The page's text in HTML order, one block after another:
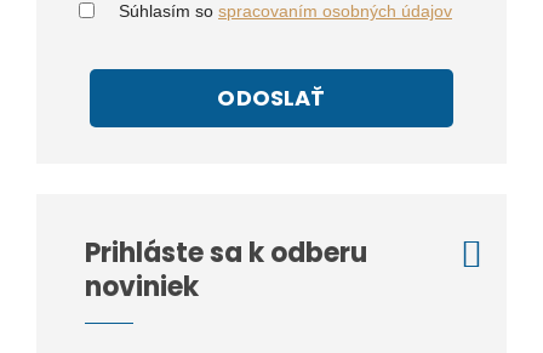
Súhlasím so spracovaním osobných údajov
ODOSLAŤ
Prihláste sa k odberu
noviniek